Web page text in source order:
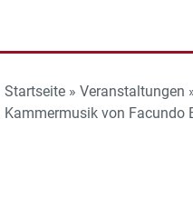
Startseite » Veranstaltungen
Kammermusik von Facundo